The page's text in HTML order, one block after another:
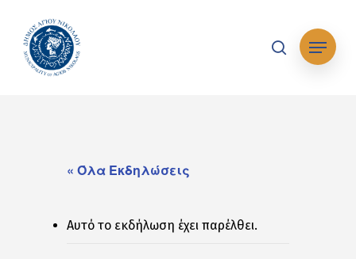
main
content
searchΜενού
« Όλα Εκδηλώσεις
Αυτό το εκδήλωση έχει παρέλθει.